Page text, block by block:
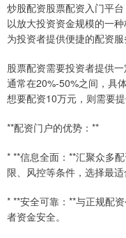
炒股配资股票配资入门平
以放大投资资金规模的一
为投资者提供便捷的配资服
股票配资需要投资者提供
通常在20%-50%之间，具
想要配资10万元，则需要
**配资门户的优势：**
* **信息全面：**汇聚众多
限、风控等条件，选择最适
* **安全可靠：**与正规配
者资金安全。